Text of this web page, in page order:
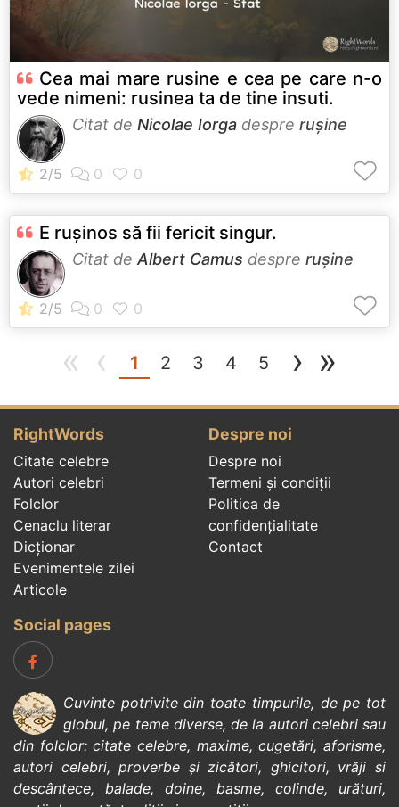
Cea mai mare rusine e cea pe care n-o
vede nimeni: rusinea ta de tine insuti.
Citat de Nicolae Iorga despre rușine
E ruşinos să fii fericit singur.
Citat de Albert Camus despre rușine
« ‹ 1 (current)
2 3 4 5 › »
RightWords
Citate celebre
Autori celebri
Folclor
Cenaclu literar
Dicționar
Evenimentele zilei
Articole
Despre noi
Despre noi
Termeni și condiții
Politica de
confidenţialitate
Contact
Social pages
Cuvinte potrivite din toate timpurile, de pe tot
globul, pe teme diverse, de la autori celebrisau
din folclor:citate celebre, maxime,cugetări,aforisme,
autori celebri,proverbe și zicători, ghicitori, vrăji si
descântece, balade, doine, basme, colinde, urături,